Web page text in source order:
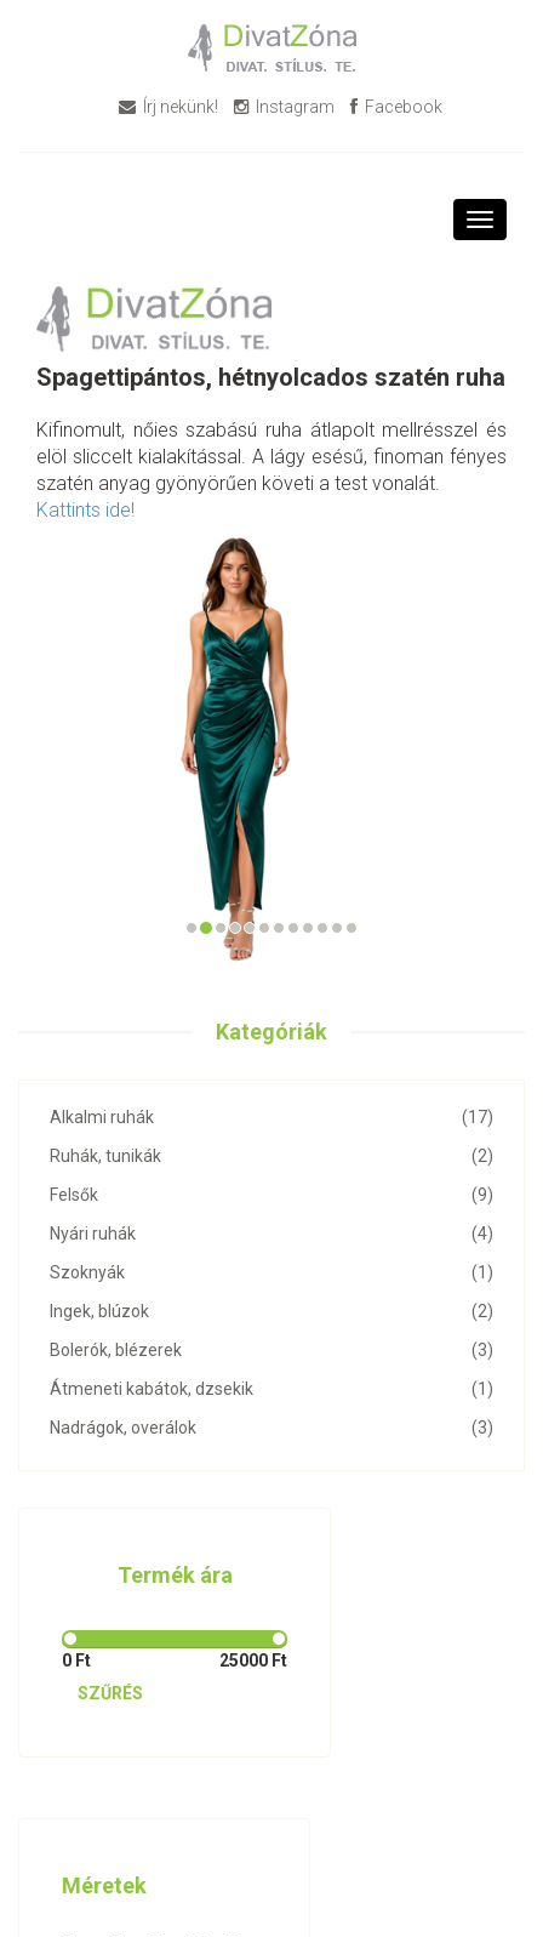
Írj nekünk! Instagram Facebook
Toggle
Spagettipántos, hétnyolcados szatén ruha
Kifinomult, nőies szabású ruha átlapolt mellrésszel és
elöl sliccelt kialakítással. A lágy esésű, finoman fényes
szatén anyag gyönyörűen követi a test vonalát.
Kattints ide!
Kategóriák
(17)
Alkalmi ruhák
(2)
Ruhák, tunikák
(9)
Felsők
(4)
Nyári ruhák
(1)
Szoknyák
(2)
Ingek, blúzok
(3)
Bolerók, blézerek
(1)
Átmeneti kabátok, dzsekik
(3)
Nadrágok, overálok
Termék ára
0 Ft
25000 Ft
SZŰRÉS
Méretek